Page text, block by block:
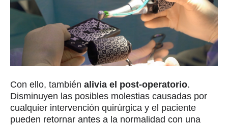
Con ello, también alivia el post-operatorio.
Disminuyen las posibles molestias causadas por
cualquier intervención quirúrgica y el paciente
pueden retornar antes a la normalidad con una